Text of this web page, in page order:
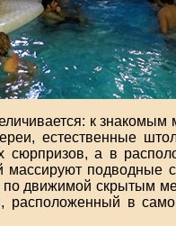
к
естественные
сюрпризов, а в
массируют подводные
по движимой скрытым
расположенный в